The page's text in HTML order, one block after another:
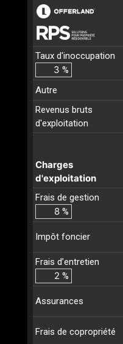
Taux d'inoccupation
%
Autre
Revenus bruts
d'exploitation
Charges
d'exploitation
Frais de gestion
%
Impôt foncier
Frais d’entretien
%
Assurances
Frais de copropriété